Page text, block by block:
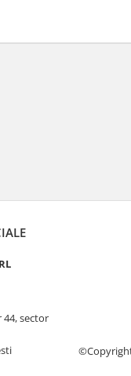
44, sector